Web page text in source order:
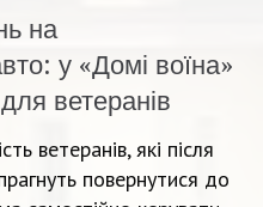
на
у «Домі воїна»
ветеранів
ветеранів, які після
повернутися до